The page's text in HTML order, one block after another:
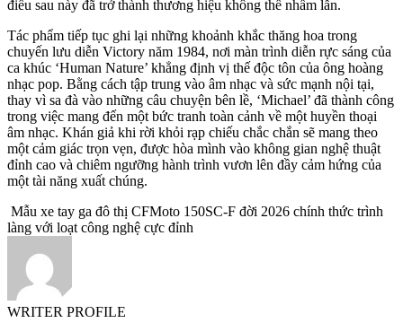
điều sau này đã trở thành thương hiệu không thể nhầm lẫn.
Tác phẩm tiếp tục ghi lại những khoảnh khắc thăng hoa trong
chuyến lưu diễn Victory năm 1984, nơi màn trình diễn rực sáng của
ca khúc ‘Human Nature’ khẳng định vị thế độc tôn của ông hoàng
nhạc pop. Bằng cách tập trung vào âm nhạc và sức mạnh nội tại,
thay vì sa đà vào những câu chuyện bên lề, ‘Michael’ đã thành công
trong việc mang đến một bức tranh toàn cảnh về một huyền thoại
âm nhạc. Khán giả khi rời khỏi rạp chiếu chắc chắn sẽ mang theo
một cảm giác trọn vẹn, được hòa mình vào không gian nghệ thuật
đỉnh cao và chiêm ngưỡng hành trình vươn lên đầy cảm hứng của
một tài năng xuất chúng.
Mẫu xe tay ga đô thị CFMoto 150SC-F đời 2026 chính thức trình
làng với loạt công nghệ cực đỉnh
WRITER PROFILE